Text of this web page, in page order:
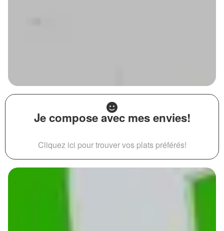
Je compose avec mes envies!
Cliquez ici pour trouver vos plats préférés!